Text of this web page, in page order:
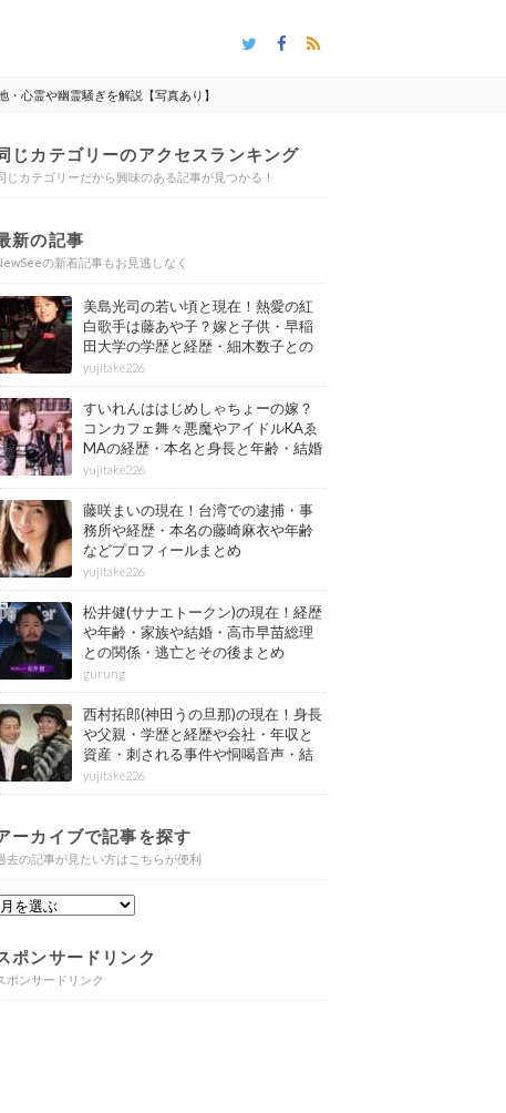
心霊や幽霊騒ぎを解説【写真あり】
じカテゴリーのアクセスランキング
じカテゴリーだから興味のある記事が見つかる！
新の記事
の新着記事もお見逃しなく
美島光司の若い頃と現在！熱愛の紅
白歌手は藤あや子？嫁と子供・早稲
田大学の学歴と経歴・細木数子との
確執もまとめ
yujitake226
すいれんははじめしゃちょーの嫁？
コンカフェ舞々悪魔やアイドルKAゑ
MAの経歴・本名と身長と年齢・結婚
情報もまとめ
yujitake226
藤咲まいの現在！台湾での逮捕・事
務所や経歴・本名の藤崎麻衣や年齢
などプロフィールまとめ
yujitake226
松井健(サナエトークン)の現在！経歴
や年齢・家族や結婚・高市早苗総理
との関係・逃亡とその後まとめ
gurung
西村拓郎(神田うの旦那)の現在！身長
や父親・学歴と経歴や会社・年収と
資産・刺される事件や恫喝音声・結
婚と子供や自宅・脳梗塞の病気もま
とめ
yujitake226
ーカイブで記事を探す
去の記事が見たい方はこちらが便利
ポンサードリンク
ポンサードリンク